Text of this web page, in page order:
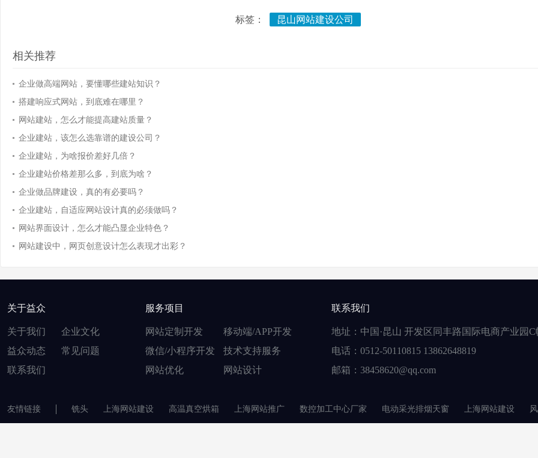
标签： 昆山网站建设公司
相关推荐
企业做高端网站，要懂哪些建站知识？
搭建响应式网站，到底难在哪里？
网站建站，怎么才能提高建站质量？
企业建站，该怎么选靠谱的建设公司？
企业建站，为啥报价差好几倍？
企业建站价格差那么多，到底为啥？
企业做品牌建设，真的有必要吗？
企业建站，自适应网站设计真的必须做吗？
网站界面设计，怎么才能凸显企业特色？
网站建设中，网页创意设计怎么表现才出彩？
关于益众
关于我们
企业文化
益众动态
常见问题
联系我们
服务项目
网站定制开发
移动端/APP开发
微信/小程序开发
技术支持服务
网站优化
网站设计
联系我们
地址：中国·昆山 开发区同丰路国际电商产业园C
电话：0512-50110815 13862648819
邮箱：38458620@qq.com
友情链接 铣头 上海网站建设 高温真空烘箱 上海网站推广 数控加工中心厂家 电动采光排烟天窗 上海网站建设